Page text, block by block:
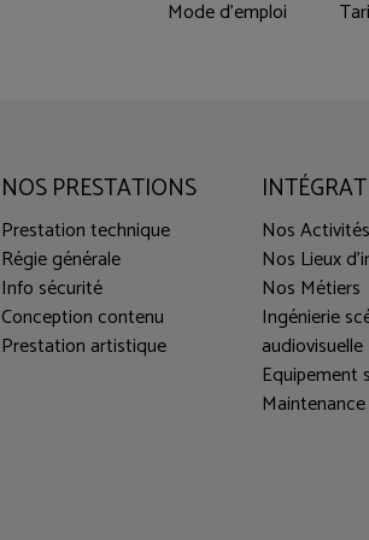
Mode d'emploi
NOS PRESTATIONS
Prestation technique
Régie générale
Info sécurité
Conception contenu
Prestation artistique
Nos Activités
Nos Lieux
Nos Métiers
Ingénierie
audiovisuelle
Equipement